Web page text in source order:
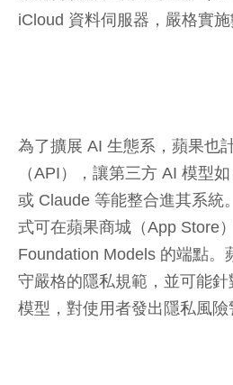
iCloud 資料伺服器，嚴格實施
為了擴展 AI 生態系，蘋果也
（API），讓第三方 AI 模型
或 Claude 等能整合進其系統
式可在蘋果商城（App Store
Foundation Models 的端點。
守嚴格的隱私規範，並可能
模型，對使用者發出隱私風險